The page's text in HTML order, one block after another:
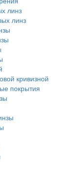
линз
линз
кривизной
покрытия